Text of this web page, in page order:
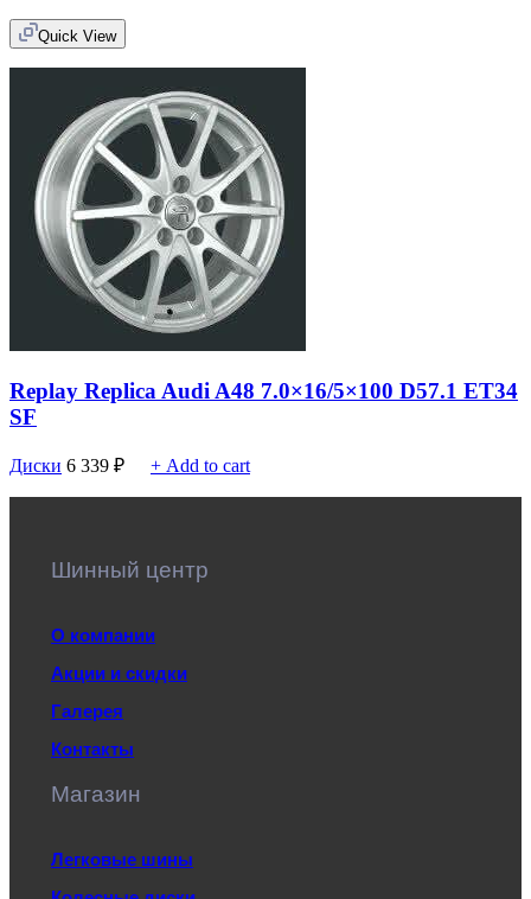
Quick View
Replay Replica Audi A48 7.0×16/5×100 D57.1 ET34
SF
Диски 6 339 ₽ + Add to cart
Шинный центр
О компании
Акции и скидки
Галерея
Контакты
Магазин
Легковые шины